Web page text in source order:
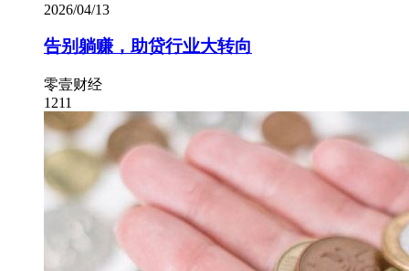
2026/04/13
告别躺赚，助贷行业大转向
零壹财经
1211